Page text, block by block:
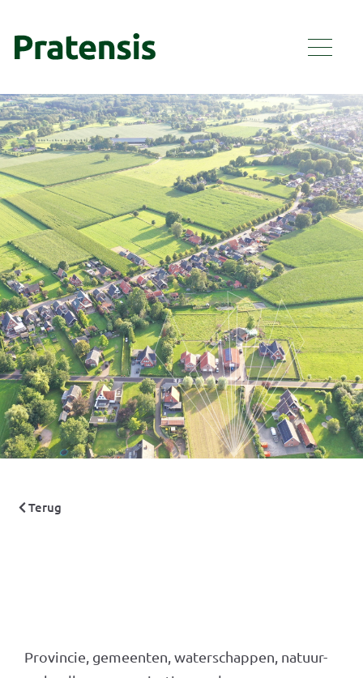
Terug
Provincie, gemeenten, waterschappen, natuur-